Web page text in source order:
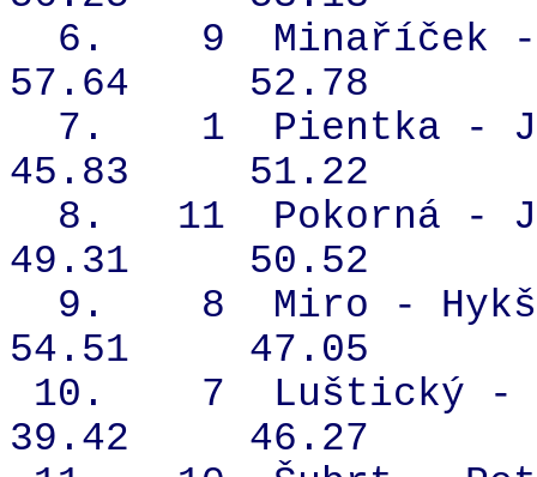
6.
9
Minaříček
57.64
52.78
7.
1
Pientka -
45.83
51.22
8.
11
Pokorná -
49.31
50.52
9.
8
Miro - Hykš
54.51
47.05
10.
7
Luštický -
39.42
46.27